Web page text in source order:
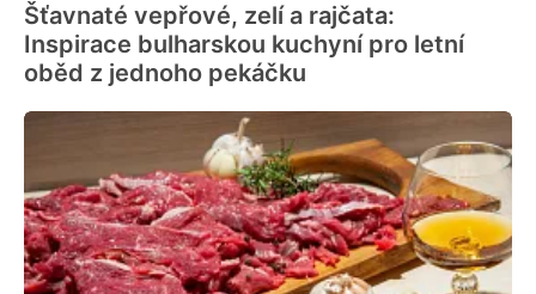
Šťavnaté vepřové, zelí a rajčata:
Inspirace bulharskou kuchyní pro letní
oběd z jednoho pekáčku